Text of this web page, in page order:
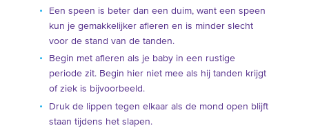
Een speen is beter dan een duim, want een speen
kun je gemakkelijker afleren en is minder slecht
voor de stand van de tanden.
Begin met afleren als je baby in een rustige
periode zit. Begin hier niet mee als hij tanden krijgt
of ziek is bijvoorbeeld.
Druk de lippen tegen elkaar als de mond open blijft
staan tijdens het slapen.